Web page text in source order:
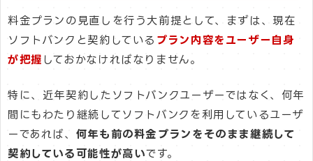
料金プランの見直しを行う大前提として、まずは、現在
ソフトバンクと契約している プラン内容をユーザー自身
が把握 しておかなければなりません。
特に、近年契約したソフトバンクユーザーではなく、何年
間にもわたり継続してソフトバンクを利用しているユーザ
ーであれば、 何年も前の料金プランをそのまま継続して
契約している可能性が高いです。